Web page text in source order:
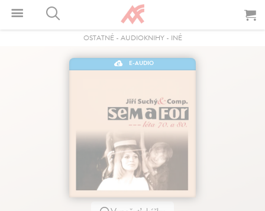
OSTATNÉ- AUDIOKNIHY- INÉ
E-AUDIO